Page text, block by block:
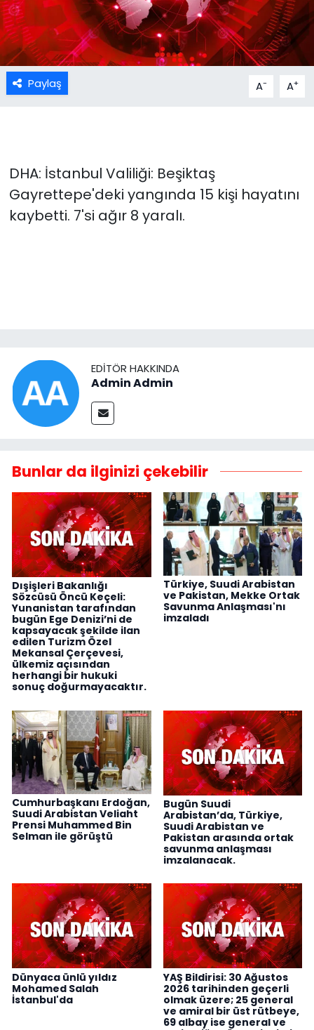
Paylaş A- A+
DHA: İstanbul Valiliği: Beşiktaş
Gayrettepe'deki yangında 15 kişi hayatını
kaybetti. 7'si ağır 8 yaralı.
EDITÖR HAKKINDA
Admin Admin
Bunlar da ilginizi çekebilir
Dışişleri Bakanlığı
Sözcüsü Öncü Keçeli:
Yunanistan tarafından
bugün Ege Denizi’ni de
kapsayacak şekilde ilan
edilen Turizm Özel
Mekansal Çerçevesi,
ülkemiz açısından
herhangi bir hukuki
sonuç doğurmayacaktır.
Türkiye, Suudi Arabistan
ve Pakistan, Mekke Ortak
Savunma Anlaşması'nı
imzaladı
Cumhurbaşkanı Erdoğan,
Suudi Arabistan Veliaht
Prensi Muhammed Bin
Selman ile görüştü
Bugün Suudi
Arabistan’da, Türkiye,
Suudi Arabistan ve
Pakistan arasında ortak
savunma anlaşması
imzalanacak.
Dünyaca ünlü yıldız
Mohamed Salah
İstanbul'da
YAŞ Bildirisi: 30 Ağustos
2026 tarihinden geçerli
olmak üzere; 25 general
ve amiral bir üst rütbeye,
69 albay ise general ve